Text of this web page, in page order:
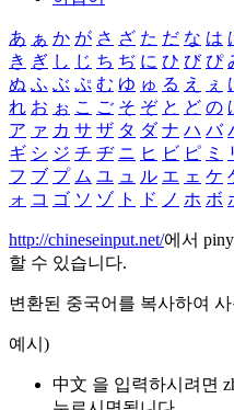
あ ぁ か が さ ざ た だ な は
き ぎ し じ ち ぢ に ひ び ぴ
ぬ ふ ぶ ぷ む ゆ ゅ る え ぇ
れ お ぉ こ ご そ ぞ と ど の
ア ァ カ サ ザ タ ダ ナ ハ バ
ギ シ ジ チ ヂ ニ ヒ ビ ピ ミ
フ ブ プ ム ユ ュ ル エ ェ ケ
ォ コ ゴ ソ ゾ ト ド ノ ホ ボ
http://chineseinput.net/에서
할 수 있습니다.
변환된 중국어를 복사하여
예시)
中文 을 입력하시려면